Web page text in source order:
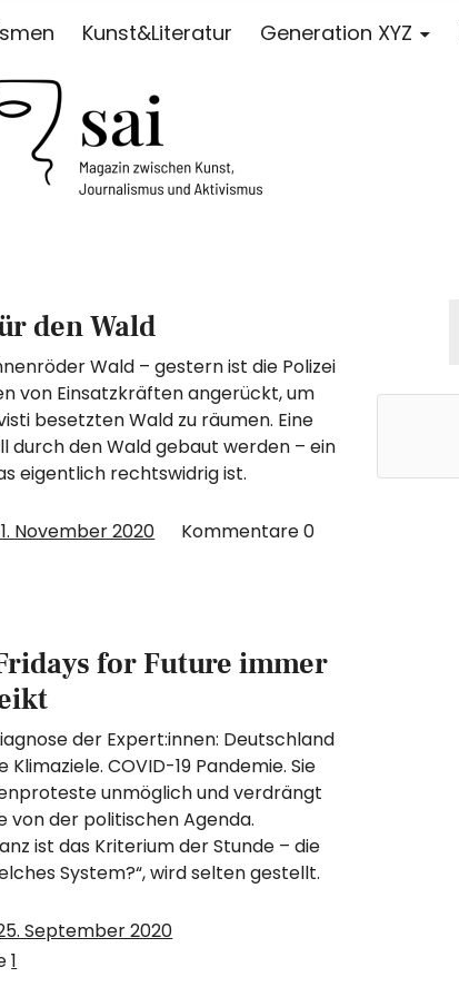
Kunst&Literatur Generation XYZ
den Wald
Wald – gestern ist die Polizei
von Einsatzkräften angerückt, um
besetzten Wald zu räumen. Eine
durch den Wald gebaut werden – ein
eigentlich rechtswidrig ist.
November 2020 Kommentare0
for Future immer
der Expert:innen: Deutschland
COVID-19 Pandemie. Sie
unmöglich und verdrängt
von der politischen Agenda.
ist das Kriterium der Stunde – die
System?“, wird selten gestellt.
September 2020
1